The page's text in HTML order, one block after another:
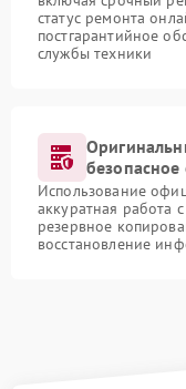
статус ремонта
постгарантийное
службы техники
Использование
аккуратная работа
резервное
восстановление